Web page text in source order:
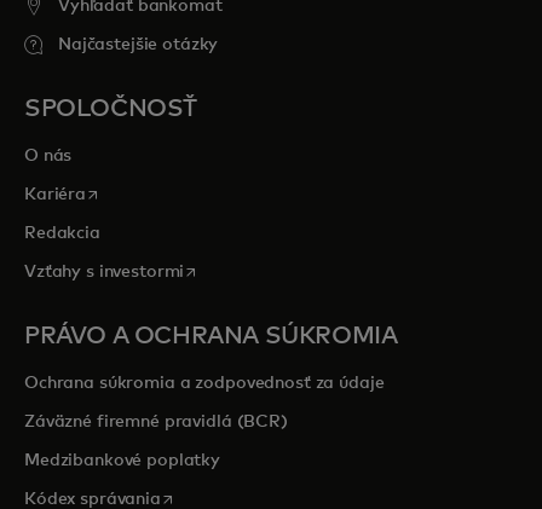
Vyhľadať bankomat
Najčastejšie otázky
SPOLOČNOSŤ
O nás
Kariéra opens in a new tab
Redakcia
Vzťahy s investormi opens in a new tab
PRÁVO A OCHRANA SÚKROMIA
Ochrana súkromia a zodpovednosť za údaje
Záväzné firemné pravidlá (BCR)
Medzibankové poplatky
Kódex správaniaopens in a new tab